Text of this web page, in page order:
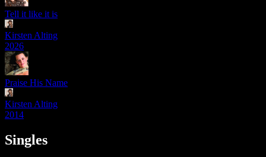
Tell it like it is
Kirsten Alting
2026
Praise His Name
Kirsten Alting
2014
Singles